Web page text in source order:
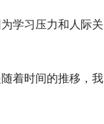
学习压力和人际关
着时间的推移，我